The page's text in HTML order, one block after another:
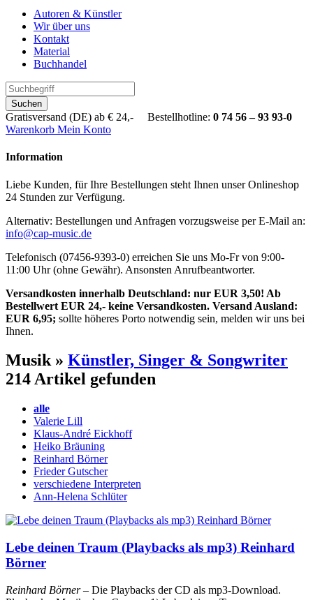
Autoren & Künstler
Wir über uns
Kontakt
Material
Buchhandel
Suchen
Gratisversand (DE) ab € 24,- Bestellhotline: 0 74 56 – 93 93-0
Warenkorb Mein Konto
Information
Liebe Kunden, für Ihre Bestellungen steht Ihnen unser Onlineshop
24 Stunden zur Verfügung.
Alternativ: Bestellungen und Anfragen vorzugsweise per E-Mail an:
info@cap-music.de
Telefonisch (07456-9393-0) erreichen Sie uns Mo-Fr von 9:00-
11:00 Uhr (ohne Gewähr). Ansonsten Anrufbeantworter.
Versandkosten innerhalb Deutschland: nur EUR 3,50! Ab
Bestellwert EUR 24,- keine Versandkosten. Versand Ausland:
EUR 6,95; sollte höheres Porto notwendig sein, melden wir uns bei
Ihnen.
Musik » Künstler, Singer & Songwriter
214 Artikel gefunden
alle
Valerie Lill
Klaus-André Eickhoff
Heiko Bräuning
Reinhard Börner
Frieder Gutscher
verschiedene Interpreten
Ann-Helena Schlüter
Lebe deinen Traum (Playbacks als mp3) Reinhard
Börner
Reinhard Börner– Die Playbacks der CD als mp3-Download.